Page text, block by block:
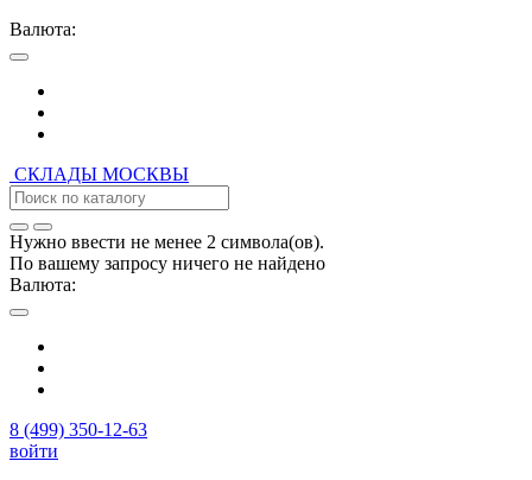
Валюта:
СКЛАДЫ МОСКВЫ
Нужно ввести не менее 2 символа(ов).
По вашему запросу ничего не найдено
Валюта:
8 (499) 350-12-63
войти